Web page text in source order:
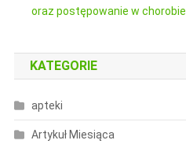
oraz postępowanie w chorobie
KATEGORIE
apteki
Artykuł Miesiąca